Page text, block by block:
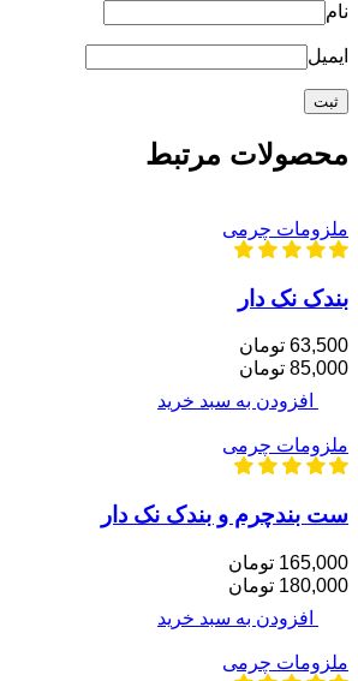
نام
ایمیل
محصولات مرتبط
ملزومات چرمی
بندک نک دار
63,500 تومان
85,000 تومان
افزودن به سبد خرید
ملزومات چرمی
ست بندچرم و بندک نک دار
165,000 تومان
180,000 تومان
افزودن به سبد خرید
ملزومات چرمی